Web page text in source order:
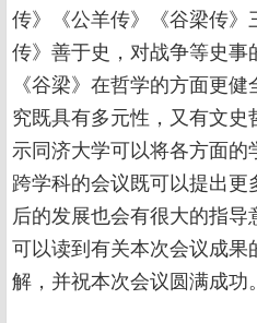
传》《公羊传》《谷梁传》
传》善于史，对战争等史事
《谷梁》在哲学的方面更
究既具有多元性，又有文史
示同济大学可以将各方面的
跨学科的会议既可以提出更
后的发展也会有很大的指
可以读到有关本次会议成果
解，并祝本次会议圆满成功。